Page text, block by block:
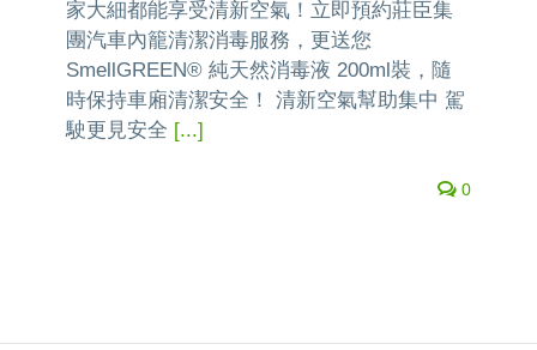
家大細都能享受清新空氣！立即預約莊臣集
團汽車內籠清潔消毒服務，更送您
SmellGREEN® 純天然消毒液 200ml裝，隨
時保持車廂清潔安全！ 清新空氣幫助集中 駕
駛更見安全 [...]
0